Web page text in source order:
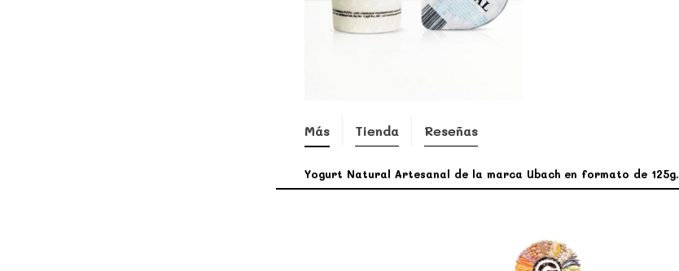
Más Tienda Reseñas
Yogurt Natural Artesanal de la marca Ubach en formato de 125g.